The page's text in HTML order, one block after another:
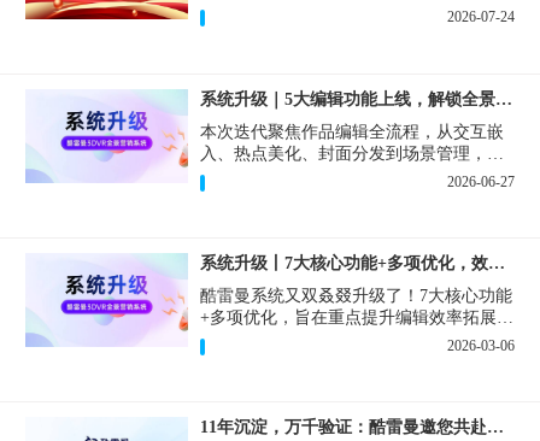
持续深耕VR+AI技术创新，用更完善的产
品和更优质的服务回报每一位合作伙伴，
2026-07-24
系统升级｜5大编辑功能上线，解锁全景制作新体验！
本次迭代聚焦作品编辑全流程，从交互嵌
入、热点美化、封面分发到场景管理，一
次性上线5项实用新功能，大幅缩短制作时
间、精细化把控视觉交互效果，创作自由
2026-06-27
系统升级丨7大核心功能+多项优化，效率飙升体验拉满
酷雷曼系统又双叒叕升级了！7大核心功能
+多项优化，旨在重点提升编辑效率拓展内
容编辑能力及优化操作体验为合作伙伴带
来更高效便捷的VR全景制作与营销体验！
2026-03-06
11年沉淀，万千验证：酷雷曼邀您共赴下一个10年